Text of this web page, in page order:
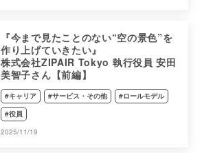
『今まで見たことのない“空の景色”を
作り上げていきたい』
株式会社ZIPAIR Tokyo 執行役員 安田
美智子さん【前編】
#キャリア #サービス・その他
#ロールモデル
#役員
2025/11/19